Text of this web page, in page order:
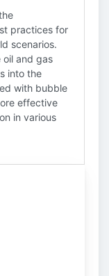
practices for
scenarios.
oil and gas
into the
with bubble
effective
in various